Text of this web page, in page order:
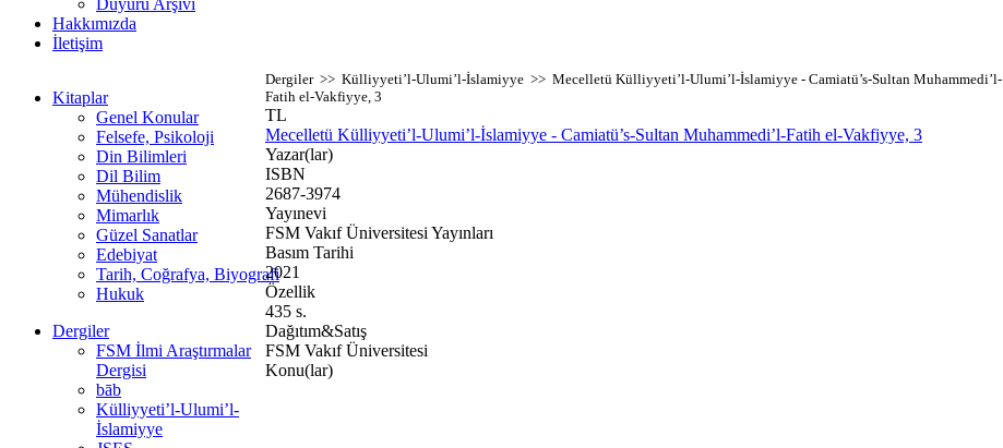
Duyuru Arşivi
Hakkımızda
İletişim
Kitaplar
Genel Konular
Felsefe, Psikoloji
Din Bilimleri
Dil Bilim
Mühendislik
Mimarlık
Güzel Sanatlar
Edebiyat
Tarih, Coğrafya, Biyografi
Hukuk
Dergiler
FSM İlmi Araştırmalar
Dergisi
bāb
Külliyyeti’l-Ulumi’l-
İslamiyye
Dergiler >> Külliyyeti’l-Ulumi’l-İslamiyye >> Mecelletü Külliyyeti’l-Ulumi’l-İslamiyye - Camiatü’s-Sultan Muhammedi’l-
Fatih el-Vakfiyye, 3
TL
Mecelletü Külliyyeti’l-Ulumi’l-İslamiyye - Camiatü’s-Sultan Muhammedi’l-Fatih el-Vakfiyye, 3
Yazar(lar)
ISBN
2687-3974
Yayınevi
FSM Vakıf Üniversitesi Yayınları
Basım Tarihi
2021
Özellik
435 s.
Dağıtım&Satış
FSM Vakıf Üniversitesi
Konu(lar)